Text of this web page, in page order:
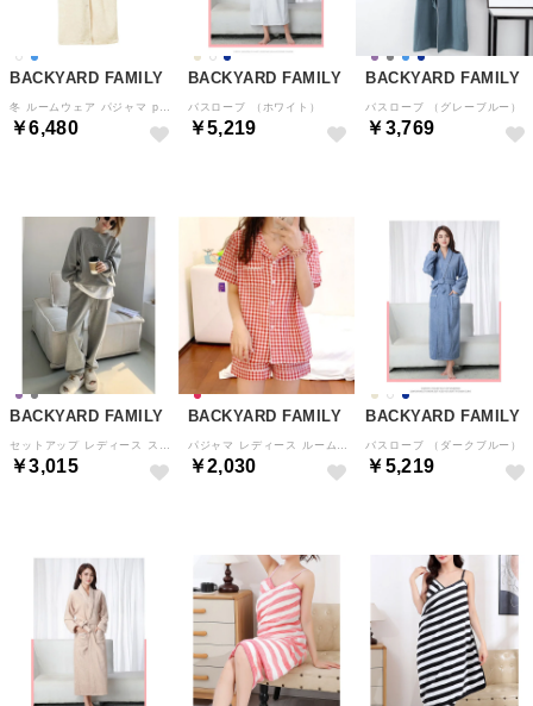
BACKYARD FAMILY
￥6,480
BACKYARD FAMILY
バスローブ （ホワイト）
￥5,219
BACKYARD FAMILY
バスローブ （グレーブルー）
￥3,769
BACKYARD FAMILY
￥3,015
BACKYARD FAMILY
￥2,030
BACKYARD FAMILY
バスローブ （ダークブルー）
￥5,219